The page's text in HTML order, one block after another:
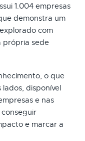
1.004 empresas
demonstra um
com
própria sede
o que
disponível
e nas
e marcar a